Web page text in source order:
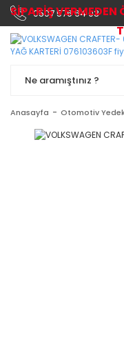
0507 576 64 03
Anasayfa Otomotiv
SİPARİŞ VERMEDEN